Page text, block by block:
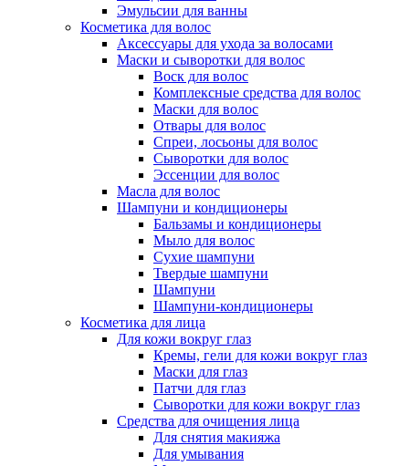
Эмульсии для ванны
Косметика для волос
Аксессуары для ухода за волосами
Маски и сыворотки для волос
Воск для волос
Комплексные средства для волос
Маски для волос
Отвары для волос
Спреи, лосьоны для волос
Сыворотки для волос
Эссенции для волос
Масла для волос
Шампуни и кондиционеры
Бальзамы и кондиционеры
Мыло для волос
Сухие шампуни
Твердые шампуни
Шампуни
Шампуни-кондиционеры
Косметика для лица
Для кожи вокруг глаз
Кремы, гели для кожи вокруг глаз
Маски для глаз
Патчи для глаз
Сыворотки для кожи вокруг глаз
Средства для очищения лица
Для снятия макияжа
Для умывания